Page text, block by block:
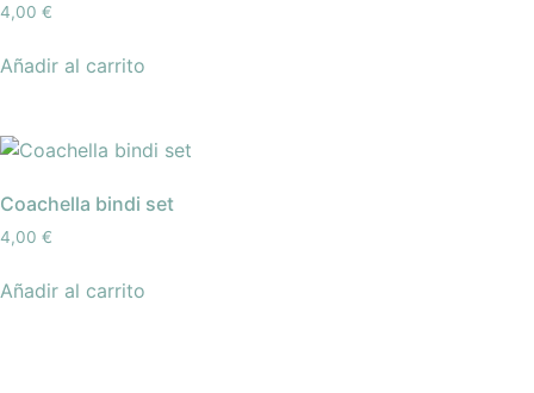
4,00 €
Añadir al carrito
Coachella bindi set
4,00 €
Añadir al carrito